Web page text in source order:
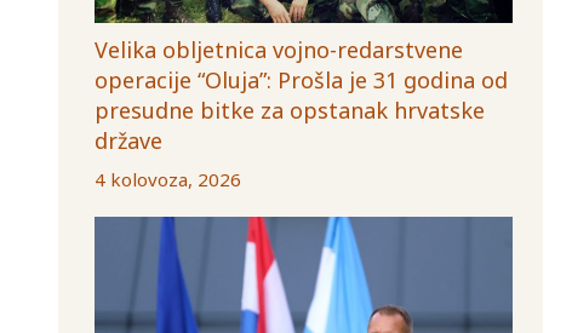
Velika obljetnica vojno-redarstvene
operacije “Oluja”: Prošla je 31 godina od
presudne bitke za opstanak hrvatske
države
4 kolovoza, 2026